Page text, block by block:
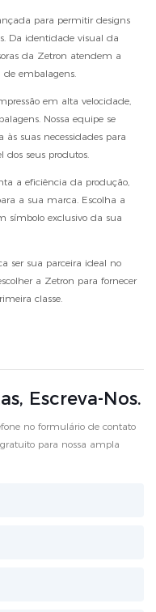
para permitir designs
Da identidade visual da
da Zetron atendem a
de embalagens.
em alta velocidade,
Nossa equipe se
suas necessidades para
dos seus produtos.
a eficiência da produção,
a sua marca. Escolha a
símbolo exclusivo da sua
ser sua parceira ideal no
a Zetron para fornecer
classe.
Escreva-Nos.
no formulário de contato
para nossa ampla